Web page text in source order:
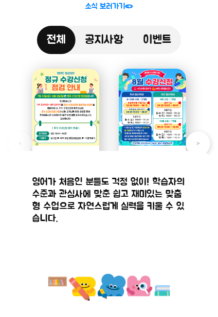
소식 보러가기
전체 공지사항 이벤트
정규수강신
청 점검안
내
2026.07.29
2026년 8
월 수강신
청(9,10월
2026.07.21
해외 현지 원어민 강사와 실시간으로 연결
되어 직접 영어로 대화를 나누며, 마치 현
지에 있는 듯한 생생한 수업이 진행됩니다.
실시간 화상 시스템을 통해 원어민 강사와
얼굴을 마주 보며 생생하고 몰입감 있게 영
어 대화를 나눌 수 있습니다.
영어가 처음인 분들도 걱정 없이! 학습자의
수준과 관심사에 맞춘 쉽고 재미있는 맞춤
형 수업으로 자연스럽게 실력을 키울 수 있
습니다.